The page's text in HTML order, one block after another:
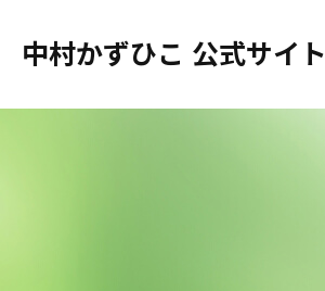
中村かずひこ 公式サイト